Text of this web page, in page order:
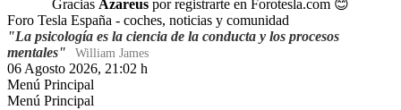
Gracias Azareus por registrarte en Forotesla.com 😊
Foro Tesla España - coches, noticias y comunidad
"La psicología es la ciencia de la conducta y los procesos
mentales"
William James
06 Agosto 2026, 21:02 h
Menú Principal
Menú Principal